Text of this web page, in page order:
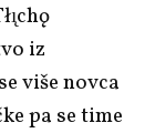
iz
više novca
pa se time